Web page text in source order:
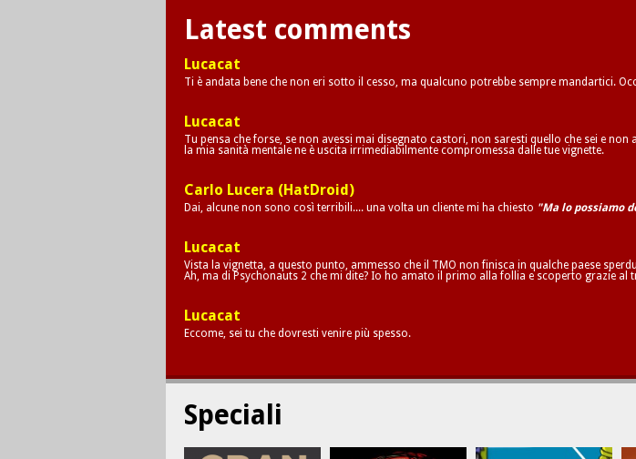
Latest comments
Lucacat
Ti è andata bene che non eri sotto il cesso, ma qualcuno potrebbe sempre mandartici.
Lucacat
Tu pensa che forse, se non avessi mai disegnato castori, non saresti quello che sei e
la mia sanità mentale ne è uscita irrimediabilmente compromessa dalle tue vignette.
Carlo Lucera (HatDroid)
Dai, alcune non sono così terribili.... una volta un cliente mi ha chiesto "Ma lo possiamo
Lucacat
Vista la vignetta, a questo punto, ammesso che il TMO non finisca in qualche paese
Ah, ma di Psychonauts 2 che mi dite? Io ho amato il primo alla follia e scoperto grazie al
Lucacat
Eccome, sei tu che dovresti venire più spesso.
Speciali